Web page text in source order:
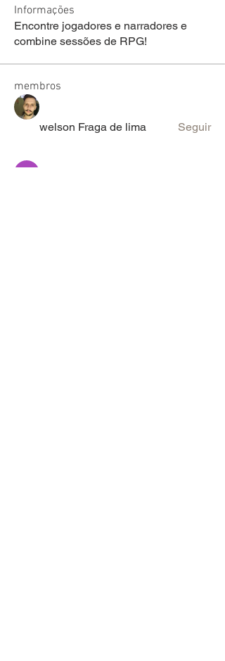
Informações
Encontre jogadores e narradores e
combine sessões de RPG!
membros
welson Fraga de lima Seguir